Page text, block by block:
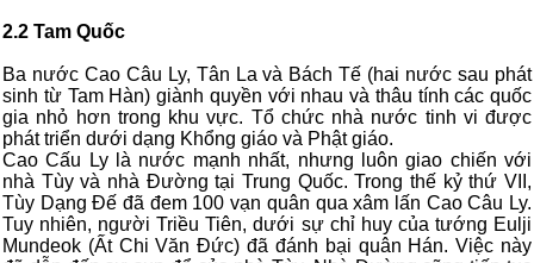
2.2 Tam Quốc
Ba nước Cao Câu Ly, Tân La và Bách Tế (hai nước sau phát
sinh từ Tam Hàn) giành quyền với nhau và thâu tính các quốc
gia nhỏ hơn trong khu vực. Tổ chức nhà nước tinh vi được
phát triển dưới dạng Khổng giáo và Phật giáo.
Cao Cấu Ly là nước mạnh nhất, nhưng luôn giao chiến với
nhà Tùy và nhà Đường tại Trung Quốc. Trong thế kỷ thứ VII,
Tùy Dạng Đế đã đem 100 vạn quân qua xâm lấn Cao Câu Ly.
Tuy nhiên, người Triều Tiên, dưới sự chỉ huy của tướng Eulji
Mundeok (Ất Chi Văn Đức) đã đánh bại quân Hán. Việc này